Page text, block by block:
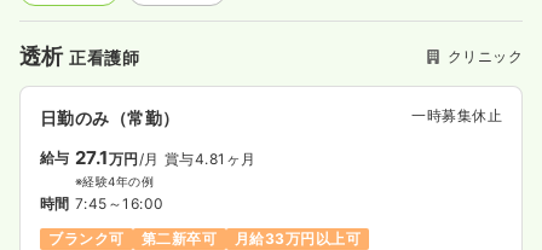
透析正看護師 クリニック
日勤のみ（常勤） 一時募集休止
給与 27.1万円/月 賞与4.81ヶ月
※経験4年の例
時間 7:45～16:00
ブランク可
第二新卒可 月給33万円以上可